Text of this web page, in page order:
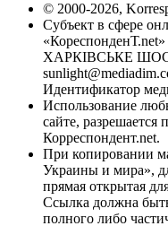
© 2000-2026,
Субъект в сфере
ХАРКІВСЬКЕ ШОСЕ,
Идентификатор
Использование
сайте, разрешается
Корреспондент.net.
При копировании
Украины и мира»,
прямая открытая
Ссылка должна
полного либо